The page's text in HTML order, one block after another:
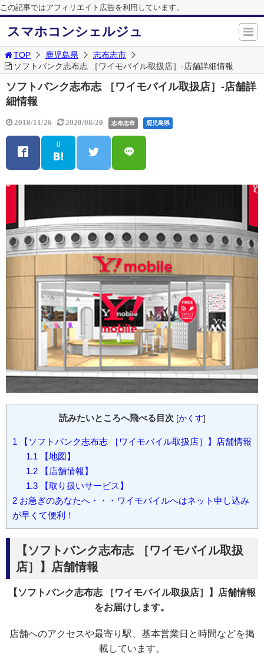
この記事ではアフィリエイト広告を利用しています。
スマホコンシェルジュ
TOP 鹿児島県
志布志市
ソフトバンク志布志 ［ワイモバイル取扱店］-店舗詳細情報
ソフトバンク志布志 ［ワイモバイル取扱店］-店舗詳
細情報
2018/11/26 2020/08/20 志布志市 鹿児島県
0
読みたいところへ飛べる目次 [かくす]
1 【ソフトバンク志布志 ［ワイモバイル取扱店］】店舗情報
1.1【地図】
1.2【店舗情報】
1.3【取り扱いサービス】
2 お急ぎのあなたへ・・・ワイモバイルへはネット申し込み
が早くて便利！
【ソフトバンク志布志 ［ワイモバイル取扱
店］】店舗情報
【ソフトバンク志布志 ［ワイモバイル取扱店］】店舗情報
をお届けします。
店舗へのアクセスや最寄り駅、基本営業日と時間などを掲
載しています。